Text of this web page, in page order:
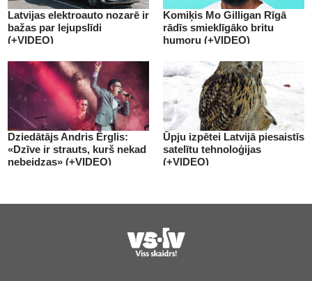
Latvijas elektroauto nozarē ir
bažas par lejupslīdi
(+VIDEO)
Komiķis Mo Gilligan Rīgā
rādīs smieklīgāko britu
humoru (+VIDEO)
Dziedātājs Andris Ērglis:
«Dzīve ir strauts, kurš nekad
nebeidzas» (+VIDEO)
Ūpju izpētei Latvijā piesaistīs
satelītu tehnoloģijas
(+VIDEO)